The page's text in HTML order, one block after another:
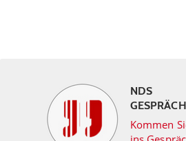
NDS
Kommen